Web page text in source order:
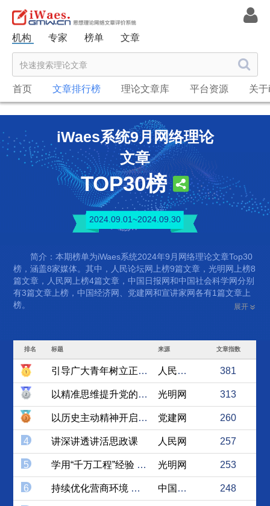
机构 专家 榜单 文章
首页 文章排行榜 理论文章库 平台资源 关
iWaes系统9月网络理论
文章
TOP30榜
2024.09.01~2024.09.30
简介：本期榜单为iWaes系统2024年9月网络理论文章Top30
榜，涵盖8家媒体。其中，人民论坛网上榜9篇文章，光明网上榜8
篇文章，人民网上榜4篇文章，中国日报网和中国社会科学网分别
有3篇文章上榜，中国经济网、党建网和宣讲家网各有1篇文章上
榜。
展开
排名 标题 来源 文章指数
引导广大青年树立正确价值观 人民论坛网 381
以精准思维提升党的创新理论... 光明网 313
以历史主动精神开启全面深化... 党建网 260
4 讲深讲透讲活思政课 人民网 257
5 学用“千万工程”经验 全... 光明网 253
6 持续优化营商环境 助力经营... 中国经济网 248